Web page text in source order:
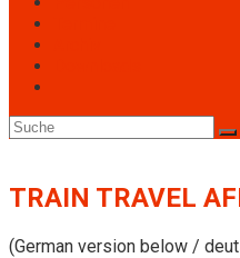
search
TRAIN TRAVEL
(German version below /